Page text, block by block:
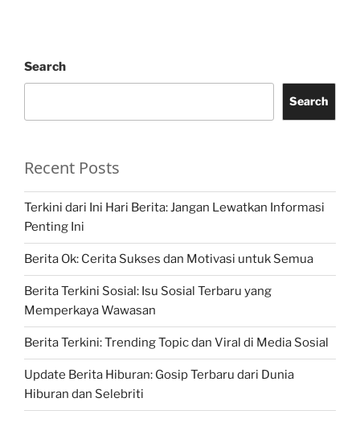
Search
Search
Recent Posts
Terkini dari Ini Hari Berita: Jangan Lewatkan Informasi
Penting Ini
Berita Ok: Cerita Sukses dan Motivasi untuk Semua
Berita Terkini Sosial: Isu Sosial Terbaru yang
Memperkaya Wawasan
Berita Terkini: Trending Topic dan Viral di Media Sosial
Update Berita Hiburan: Gosip Terbaru dari Dunia
Hiburan dan Selebriti